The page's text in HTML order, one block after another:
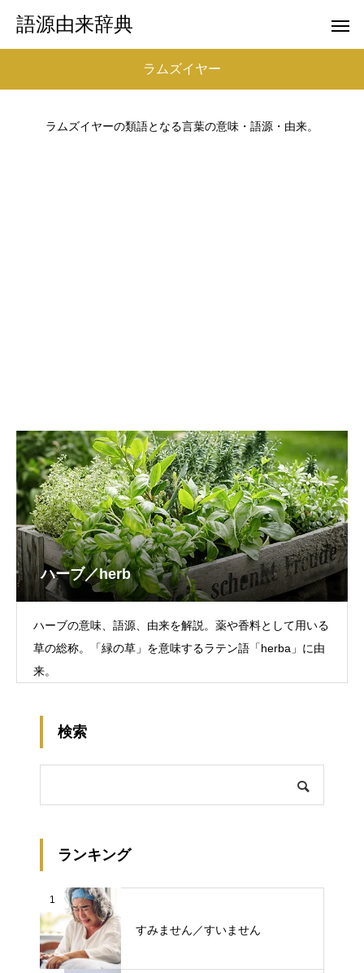
語源由来辞典
ラムズイヤー
ラムズイヤーの類語となる言葉の意味・語源・由来。
ハーブ／herb
ハーブの意味、語源、由来を解説。薬や香料として用いる
草の総称。「緑の草」を意味するラテン語「herba」に由
来。
検索
ランキング
1
すみません／すいません